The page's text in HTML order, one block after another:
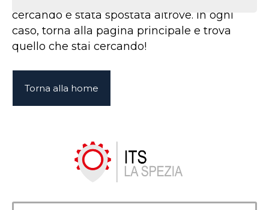
cercando è stata spostata altrove. In ogni
caso, torna alla pagina principale e trova
quello che stai cercando!
Torna alla home